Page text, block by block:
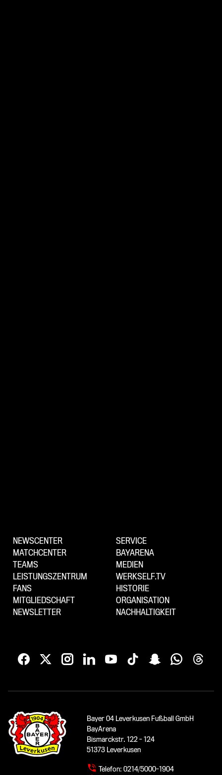
NEWSCENTER
MATCHCENTER
TEAMS
LEISTUNGSZENTRUM
FANS
MITGLIEDSCHAFT
NEWSLETTER
SERVICE
BAYARENA
MEDIEN
WERKSELF.TV
HISTORIE
ORGANISATION
NACHHALTIGKEIT
Bayer 04 Leverkusen Fußball GmbH
BayArena
Bismarckstr. 122 - 124
51373 Leverkusen
Telefon: 0214/5000-1904